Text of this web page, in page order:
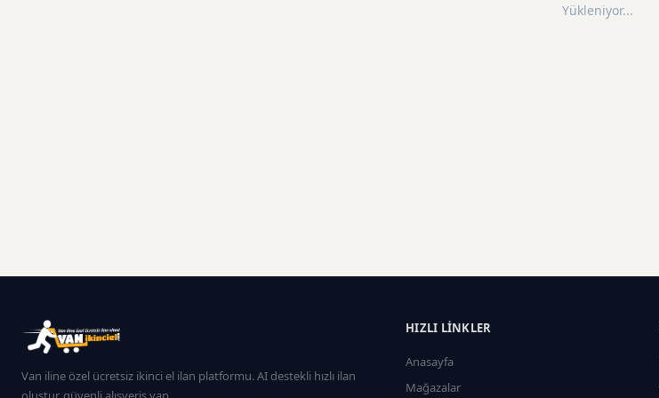
Yükleniyor...
Van iline özel ücretsiz ikinci el ilan platformu. AI destekli hızlı ilan
HIZLI LINKLER
Anasayfa
Mağazalar